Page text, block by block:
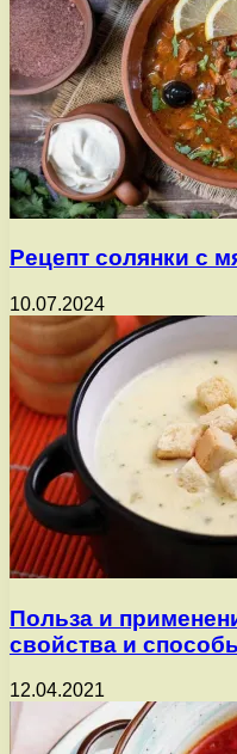
Рецепт солянки с
10.07.2024
Польза и
свойства и
12.04.2021